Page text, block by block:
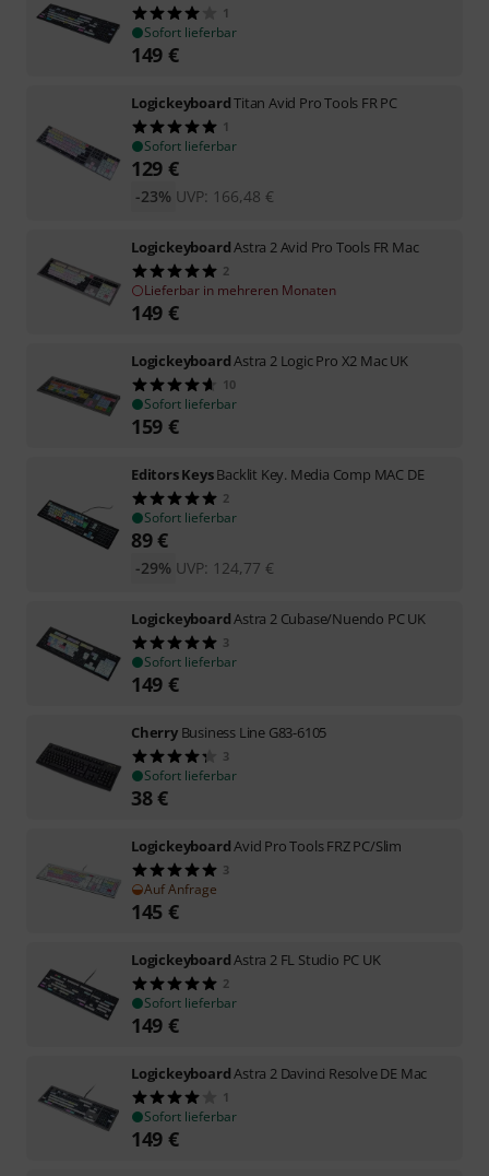
1
Sofort lieferbar
149 €
LogickeyboardTitan Avid Pro Tools FR PC
1
Sofort lieferbar
129 €
UVP: 166,48 €
-23%
LogickeyboardAstra 2 Avid Pro Tools FR Mac
2
Lieferbar in mehreren Monaten
149 €
LogickeyboardAstra 2 Logic Pro X2 Mac UK
10
Sofort lieferbar
159 €
Editors KeysBacklit Key. Media Comp MAC DE
2
Sofort lieferbar
89€
UVP: 124,77 €
-29%
LogickeyboardAstra 2 Cubase/Nuendo PC UK
3
Sofort lieferbar
149 €
Cherry Business Line G83-6105
3
Sofort lieferbar
38€
LogickeyboardAvid Pro Tools FRZ PC/Slim
3
Auf Anfrage
145 €
LogickeyboardAstra 2 FL Studio PC UK
2
Sofort lieferbar
149 €
LogickeyboardAstra 2 Davinci Resolve DE Mac
1
Sofort lieferbar
149 €